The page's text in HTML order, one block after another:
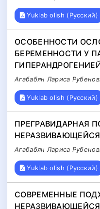
Yuklab olish (Русский)
ОСОБЕННОСТИ
БЕРЕМЕННОСТИ У
Агабабян Лариса
Yuklab olish (Русский)
ПРЕГРАВИДАРНАЯ
Агабабян Лариса
Yuklab olish (Русский)
СОВРЕМЕННЫЕ